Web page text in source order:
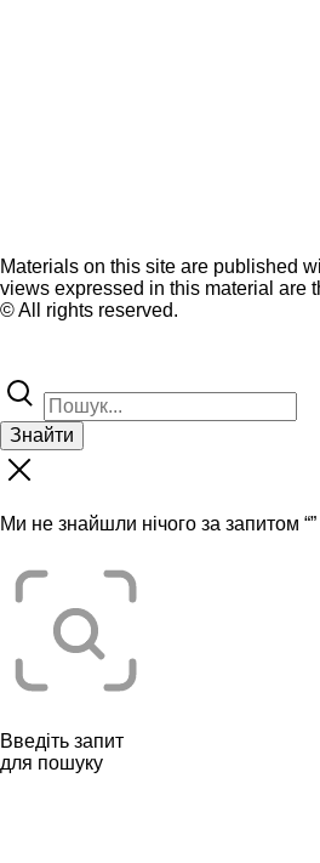
Materials on this site are published
views expressed in this material are
© All rights reserved.
Знайти
Ми не знайшли нічого за запитом “”
Введіть запит
для пошуку